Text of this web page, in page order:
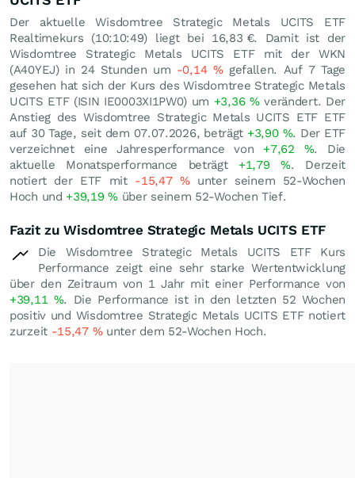
Der aktuelle Wisdomtree Strategic Metals UCITS ETF
Realtimekurs (10:10:49) liegt bei 16,83 €. Damit ist der
Wisdomtree Strategic Metals UCITS ETF mit der WKN
(A40YEJ) in 24 Stunden um -0,14 %gefallen. Auf 7 Tage
gesehen hat sich der Kurs des Wisdomtree Strategic Metals
UCITS ETF (ISIN IE0003XI1PW0) um +3,36 %verändert. Der
Anstieg des Wisdomtree Strategic Metals UCITS ETF ETF
auf 30 Tage, seit dem 07.07.2026, beträgt +3,90 %. Der ETF
verzeichnet eine Jahresperformance von +7,62 %. Die
aktuelle Monatsperformance beträgt +1,79%. Derzeit
notiert der ETF mit -15,47 %unter seinem 52-Wochen
Hoch und +39,19%über seinem 52-Wochen Tief.
Fazit zu Wisdomtree Strategic Metals UCITS ETF
Die Wisdomtree Strategic Metals UCITS ETF Kurs
Performance zeigt eine sehr starke Wertentwicklung
über den Zeitraum von 1 Jahr mit einer Performance von
+39,11 %. Die Performance ist in den letzten 52 Wochen
positiv und Wisdomtree Strategic Metals UCITS ETF notiert
zurzeit -15,47 %unter dem 52-Wochen Hoch.